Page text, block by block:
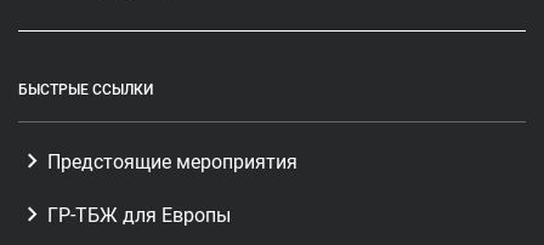
БЫСТРЫЕ ССЫЛКИ
Предстоящие мероприятия
ГР-ТБЖ для Европы